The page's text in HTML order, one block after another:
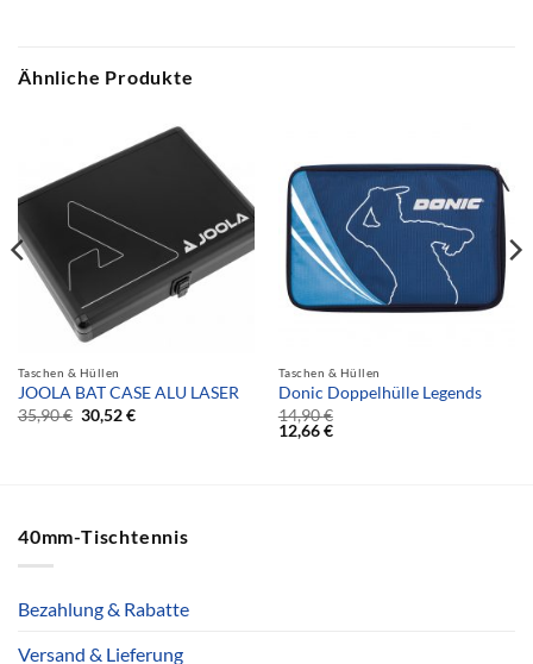
Ähnliche Produkte
Taschen & Hüllen
JOOLA BAT CASE ALU LASER
35,90€ 30,52€
Taschen & Hüllen
Donic Doppelhülle Legends
14,90€
12,66€
40mm-Tischtennis
Bezahlung & Rabatte
Versand & Lieferung